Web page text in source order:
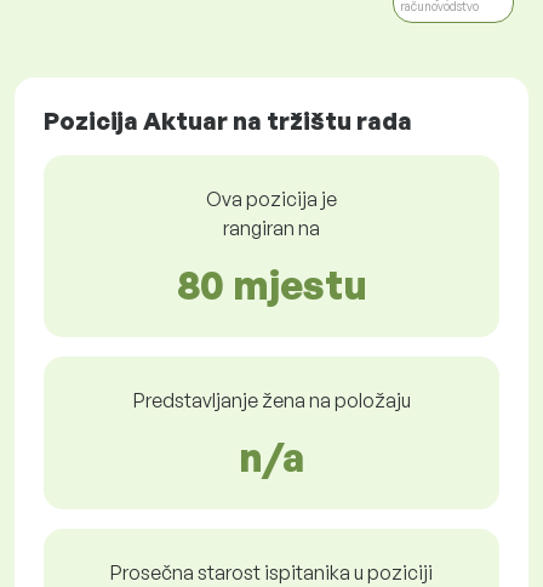
računovodstvo
Pozicija Aktuar na tržištu rada
Ova pozicija je
rangiran na
80 mjestu
Predstavljanje žena na položaju
n/a
Prosečna starost ispitanika u poziciji